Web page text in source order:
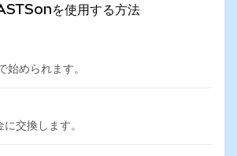
を使用する方法
始められます。
交換します。